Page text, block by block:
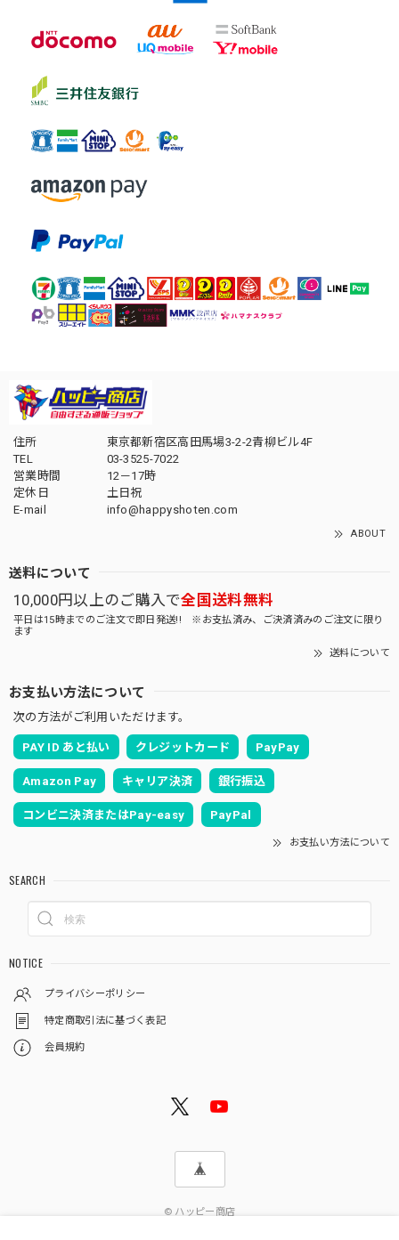
住所
東京都新宿区高田馬場3-2-2青柳ビル4F
TEL
03-3525-7022
営業時間
12－17時
定休日
土日祝
E-mail
info@happyshoten.com
ABOUT
送料について
10,000円以上のご購入で全国送料無料
平日は15時までのご注文で即日発送!! ※お支払済み、ご決済済みのご注文に限り
ます
送料について
お支払い方法について
次の方法がご利用いただけます。
PAY ID あと払い クレジットカード PayPay
Amazon Pay キャリア決済 銀行振込
コンビニ決済またはPay-easy PayPal
お支払い方法について
SEARCH
NOTICE
プライバシーポリシー
特定商取引法に基づく表記
会員規約
© ハッピー商店